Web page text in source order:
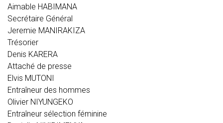
Aimable HABIMANA
Secrétaire Général
Jeremie MANIRAKIZA
Trésorier
Denis KARERA
Attaché de presse
Elvis MUTONI
Entraîneur des hommes
Olivier NIYUNGEKO
Entraîneur sélection féminine